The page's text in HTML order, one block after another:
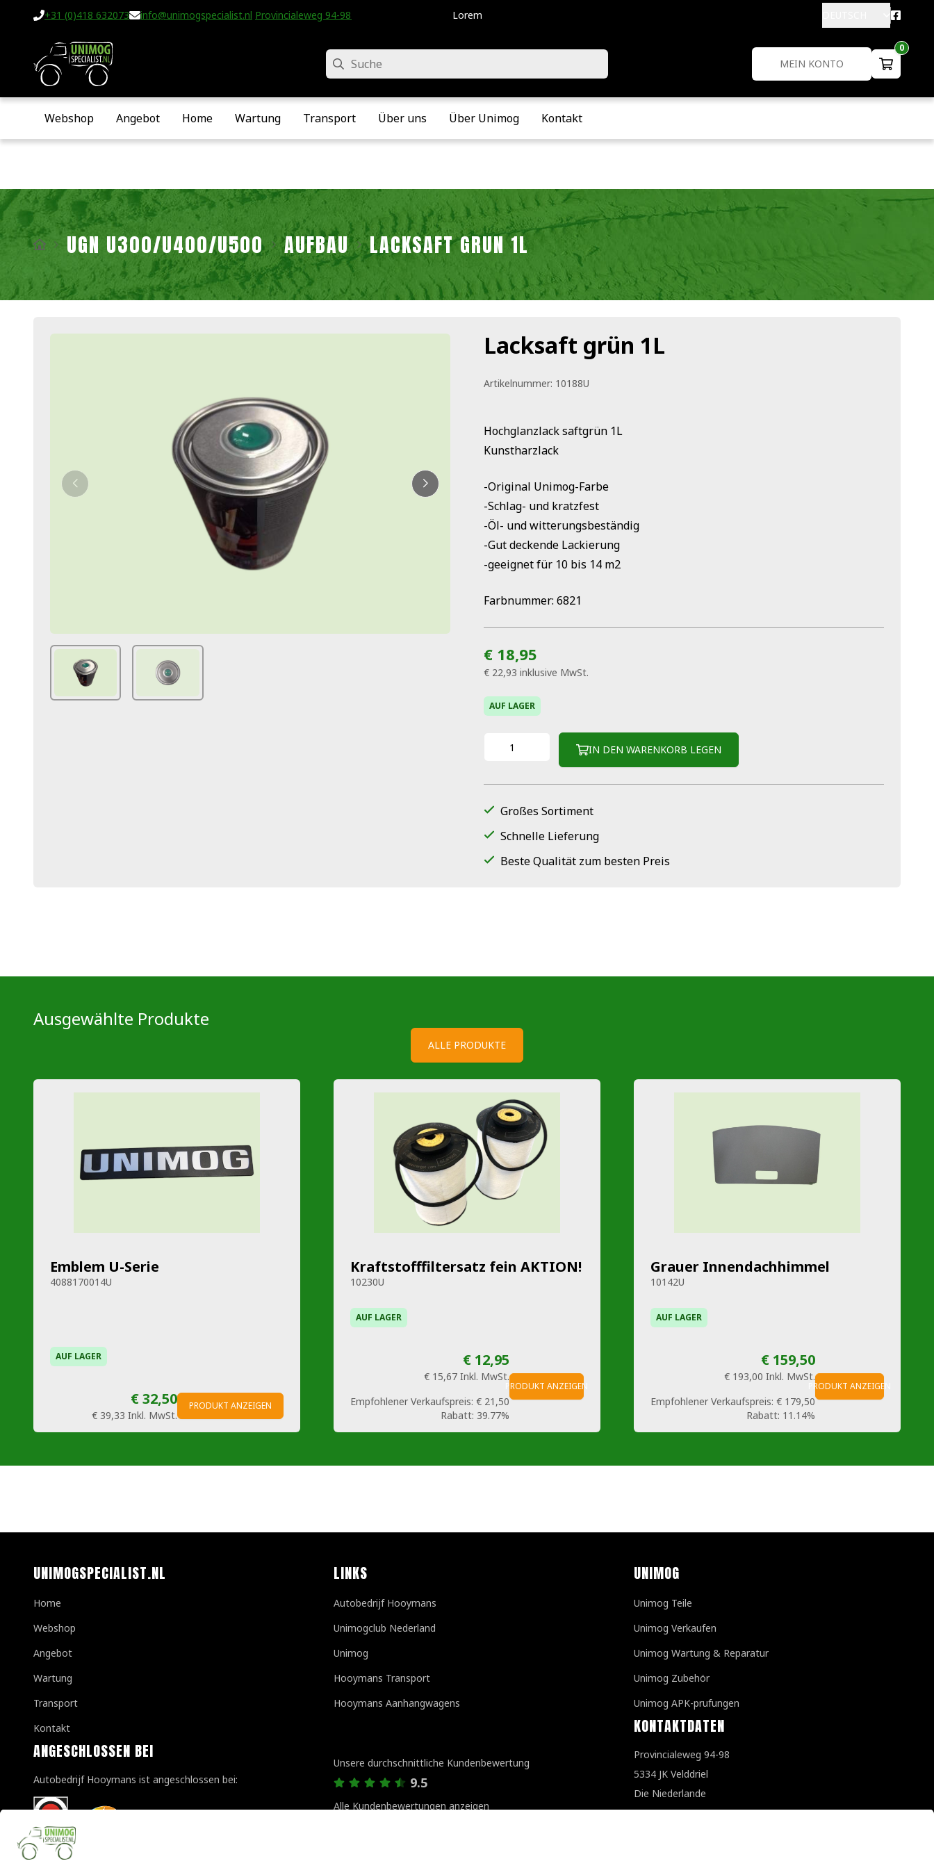
+31 (0)418 632073 info@unimogspecialist.nl Provincialeweg 94-98 • Velddriel • Die Niederlande
Lorem
MEIN KONTO
0
Suche
Webshop Angebot Home Wartung Transport Über uns Über Unimog Kontakt
UGN U300/U400/U500 AUFBAU LACKSAFT GRÜN 1L
Lacksaft grün 1L
Artikelnummer: 10188U
Hochglanzlack saftgrün 1L
Kunstharzlack
-Original Unimog-Farbe
-Schlag- und kratzfest
-Öl- und witterungsbeständig
-Gut deckende Lackierung
-geeignet für 10 bis 14 m2
Farbnummer: 6821
€ 18,95
€ 22,93 inklusive MwSt.
AUF LAGER
IN DEN WARENKORB LEGEN
Großes Sortiment
Schnelle Lieferung
Beste Qualität zum besten Preis
Ausgewählte Produkte
ALLE PRODUKTE
Emblem U-Serie
4088170014U
AUF LAGER
€ 32,50
€ 39,33 Inkl. MwSt.
PRODUKT ANZEIGEN
Kraftstofffiltersatz fein AKTION!
10230U
AUF LAGER
€ 12,95
€ 15,67 Inkl. MwSt.
Empfohlener Verkaufspreis: € 21,50
Rabatt: 39.77%
PRODUKT ANZEIGEN
Grauer Innendachhimmel
10142U
AUF LAGER
€ 159,50
€ 193,00 Inkl. MwSt.
Empfohlener Verkaufspreis: € 179,50
Rabatt: 11.14%
PRODUKT ANZEIGEN
UNIMOGSPECIALIST.NL
Home
Webshop
Angebot
Wartung
Transport
Kontakt
ANGESCHLOSSEN BEI
Autobedrijf Hooymans ist angeschlossen bei:
LINKS
Autobedrijf Hooymans
Unimogclub Nederland
Unimog
Hooymans Transport
Hooymans Aanhangwagens
Unsere durchschnittliche Kundenbewertung
9.5
Alle Kundenbewertungen anzeigen
UNIMOG
Unimog Teile
Unimog Verkaufen
Unimog Wartung & Reparatur
Unimog Zubehör
Unimog APK-prufungen
KONTAKTDATEN
Provincialeweg 94-98
5334 JK Velddriel
Die Niederlande